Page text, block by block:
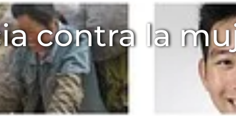
contra la